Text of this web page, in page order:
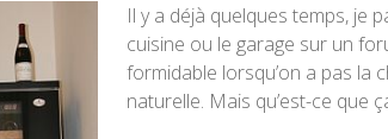
Il y a déjà quelques temps, je
cuisine ou le garage sur un
formidable lorsqu’on a pas la
naturelle. Mais qu’est-ce que